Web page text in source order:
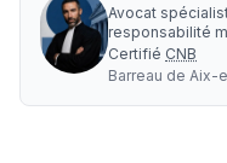
Avocat
responsabilité
Certifié CNB
Barreau de Aix-